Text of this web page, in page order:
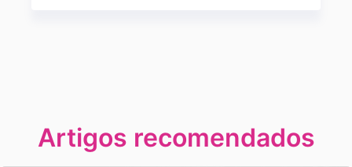
Artigos recomendados